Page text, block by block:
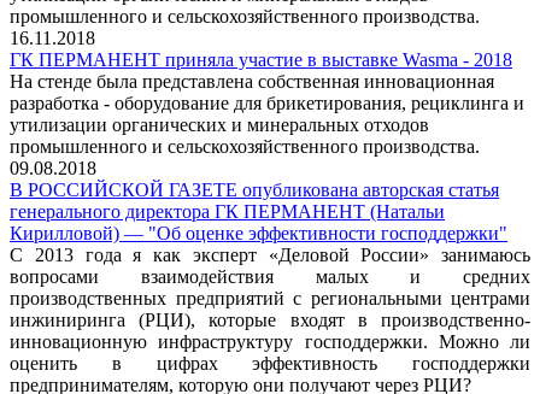
промышленного и сельскохозяйственного производства.
16.11.2018
ГК ПЕРМАНЕНТ приняла участие в выставке Wasma - 2018
На стенде была представлена собственная инновационная
разработка - оборудование для брикетирования, рециклинга и
утилизации органических и минеральных отходов
промышленного и сельскохозяйственного производства.
09.08.2018
В РОССИЙСКОЙ ГАЗЕТЕ опубликована авторская статья
генерального директора ГК ПЕРМАНЕНТ (Натальи
Кирилловой) — "Об оценке эффективности господдержки"
С 2013 года я как эксперт «Деловой России» занимаюсь
вопросами взаимодействия малых и средних
производственных предприятий с региональными центрами
инжиниринга (РЦИ), которые входят в производственно-
инновационную инфраструктуру господдержки. Можно ли
оценить в цифрах эффективность господдержки
предпринимателям, которую они получают через РЦИ?